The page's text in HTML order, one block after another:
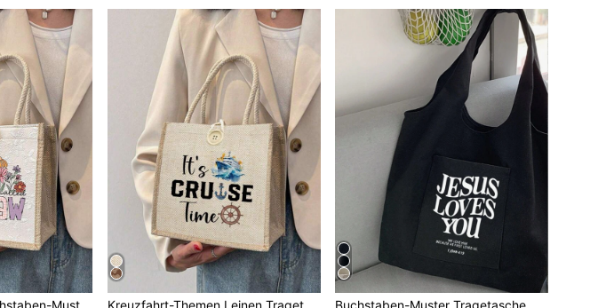
"Beste Lehrerin" Buchstaben-Muster Tragetasche - Geeignet als Geschenk zum Muttertag, Erntedankfest, Frauentag und Göttinnenfest. Für den täglichen Gebrauch geeignet.
Kreuzfahrt-Themen Leinen Tragetasche, leicht faltbare Aufbewahrungstasche, Geschenk für Freunde und Freundinnen, Geschenk für Mutter, geeignet zum Aufbewahren von persönlichen Reise-Kosmetika, Einkaufstasche, Großraum-Aufbewahrung, Reise-Einkaufstasche, Freitag Urlaubs Winter Edition
Buchstaben-Muster Tragetasche, Mehrtaschige Lässig Tasche mit Retro-Buchstaben-Muster Handtasche mit christlichem "Jesus liebt dich" Aufdruck Kosmetiktasche, Große Kapazität Tote Lässig Schulter Umhängetasche geeignet für Absolventen, Teenager-Mädchen, Studenten (Erstsemester, Zweitsemester, Junioren und Senioren), ideal für Outdoor-Aktivitäten, Reisen und Rückkehr zur Schule. Lehrer Geschenk Federmäppchen, Geburtstagsgeschenk für beste Freunde, Schultasche für Studenten